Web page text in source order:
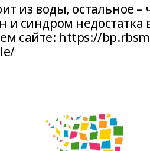
из воды, остальное
и синдром
сайте: https://